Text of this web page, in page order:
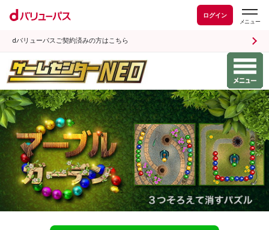
ログイン
dバリューパスご契約済みの方はこちら